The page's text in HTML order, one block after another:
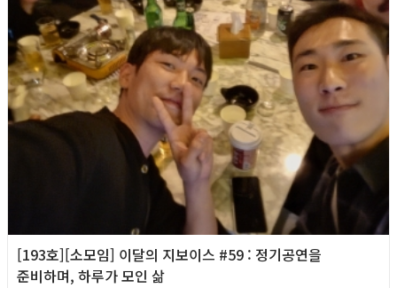
[193호][소모임] 이달의 지보이스 #59 : 정기공연을
준비하며, 하루가 모인 삶